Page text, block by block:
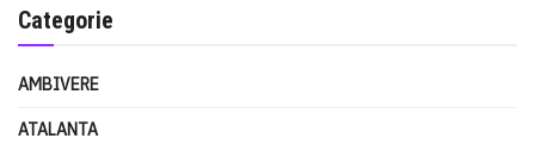
Categorie
AMBIVERE
ATALANTA